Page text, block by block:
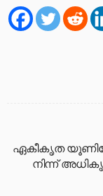
ഏകീകൃത
നിന്ന്